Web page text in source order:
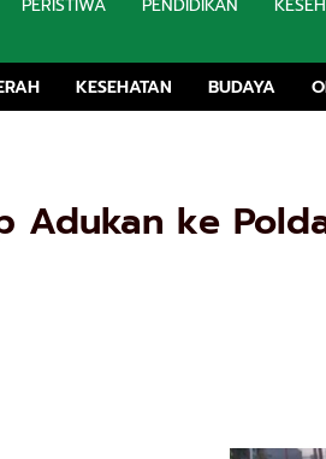
KESEHATAN BUDAYA
Tanpa
Adukan ke